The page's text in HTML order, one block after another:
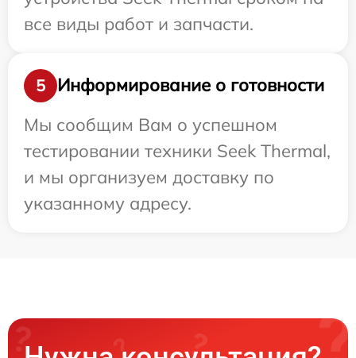
все виды работ и запчасти.
5
Информирование о готовности
Мы сообщим Вам о успешном
тестировании техники Seek Thermal,
и мы организуем доставку по
указанному адресу.